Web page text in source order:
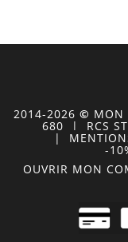
2014-2026 © MON
680 | RCS
|
-
OUVRIR MON